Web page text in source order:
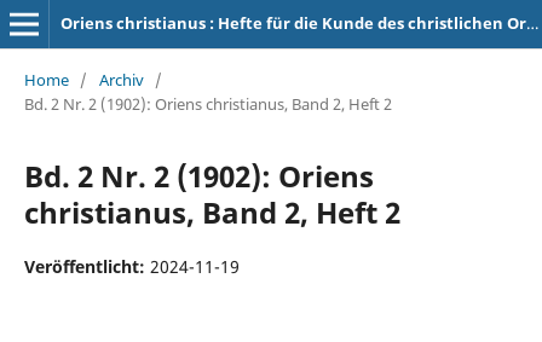
Oriens christianus : Hefte für die Kunde des christlichen Orients
Home / Archiv /
Bd. 2 Nr. 2 (1902): Oriens christianus, Band 2, Heft 2
Bd. 2 Nr. 2 (1902): Oriens
christianus, Band 2, Heft 2
Veröffentlicht: 2024-11-19